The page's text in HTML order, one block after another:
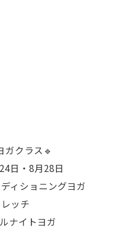
ガクラス🔹
日・8月28日
ィショニングヨガ
ッチ
ナイトヨガ